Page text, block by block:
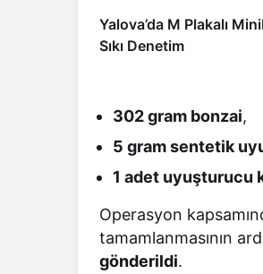
Yalova’da M Plakalı
Sıkı Denetim
302 gram bonzai,
5 gram sentetik
1 adet uyuşturucu
Operasyon
tamamlanmasının
gönderildi.